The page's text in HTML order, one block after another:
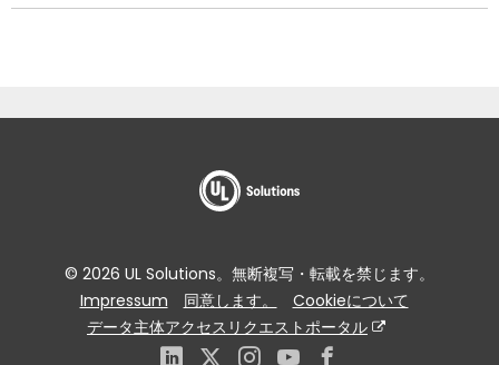
© 2026 UL Solutions。無断複写・転載を禁じます。
Impressum
同意します。
Cookieについて
データ主体アクセスリクエストポータル